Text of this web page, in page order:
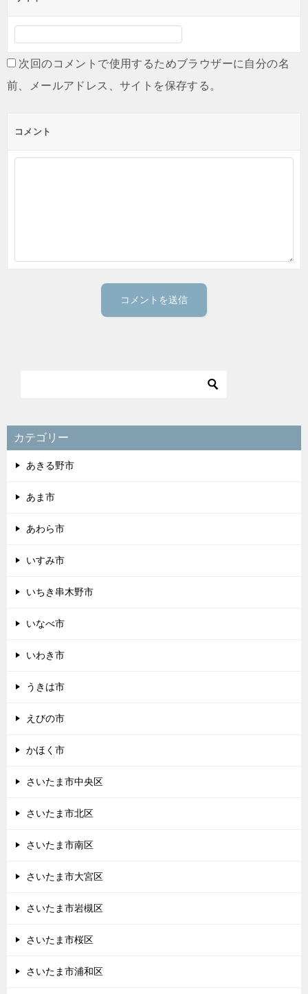
次回のコメントで使用するためブラウザーに自分の名
前、メールアドレス、サイトを保存する。
コメント
カテゴリー
あきる野市
あま市
あわら市
いすみ市
いちき串木野市
いなべ市
いわき市
うきは市
えびの市
かほく市
さいたま市中央区
さいたま市北区
さいたま市南区
さいたま市大宮区
さいたま市岩槻区
さいたま市桜区
さいたま市浦和区